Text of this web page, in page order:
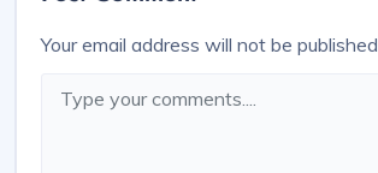
Your email address will not be published.